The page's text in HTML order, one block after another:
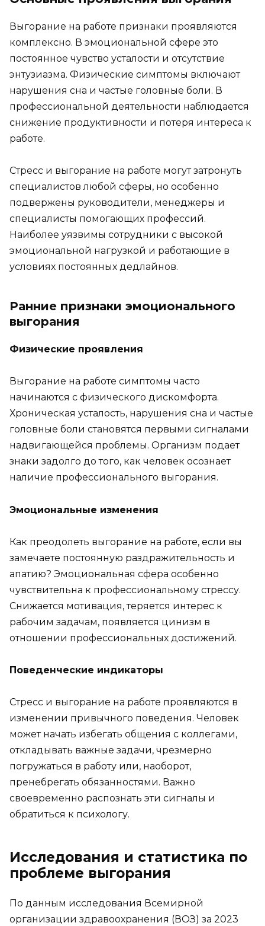
Выгорание на работе признаки проявляются
комплексно. В эмоциональной сфере это
постоянное чувство усталости и отсутствие
энтузиазма. Физические симптомы включают
нарушения сна и частые головные боли. В
профессиональной деятельности наблюдается
снижение продуктивности и потеря интереса к
работе.
Стресс и выгорание на работе могут затронуть
специалистов любой сферы, но особенно
подвержены руководители, менеджеры и
специалисты помогающих профессий.
Наиболее уязвимы сотрудники с высокой
эмоциональной нагрузкой и работающие в
условиях постоянных дедлайнов.
Ранние признаки эмоционального
выгорания
Физические проявления
Выгорание на работе симптомы часто
начинаются с физического дискомфорта.
Хроническая усталость, нарушения сна и частые
головные боли становятся первыми сигналами
надвигающейся проблемы. Организм подает
знаки задолго до того, как человек осознает
наличие профессионального выгорания.
Эмоциональные изменения
Как преодолеть выгорание на работе, если вы
замечаете постоянную раздражительность и
апатию? Эмоциональная сфера особенно
чувствительна к профессиональному стрессу.
Снижается мотивация, теряется интерес к
рабочим задачам, появляется цинизм в
отношении профессиональных достижений.
Поведенческие индикаторы
Стресс и выгорание на работе проявляются в
изменении привычного поведения. Человек
может начать избегать общения с коллегами,
откладывать важные задачи, чрезмерно
погружаться в работу или, наоборот,
пренебрегать обязанностями. Важно
своевременно распознать эти сигналы и
обратиться к психологу.
Исследования и статистика по
проблеме выгорания
По данным исследования Всемирной
организации здравоохранения (ВОЗ) за 2023